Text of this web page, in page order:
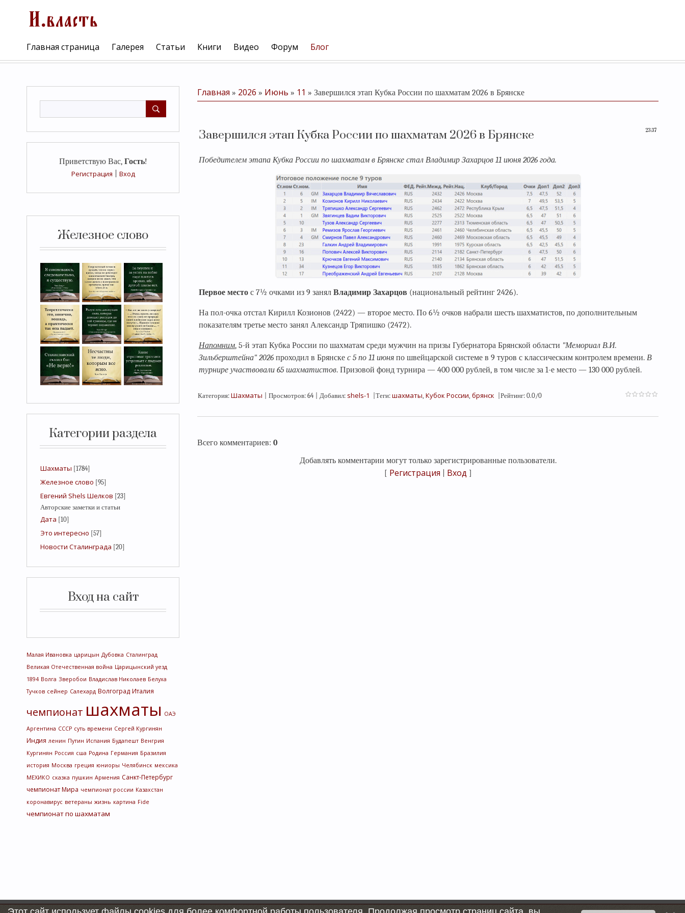
Главная страница Галерея Статьи Книги Видео Форум Блог
Приветствую Вас, Гость!
Регистрация
Вход
Железное слово
Категории раздела
Шахматы [1784]
Железное слово [95]
Евгений Shels Шелков [23]
Авторские заметки и статьи
Дата [10]
Это интересно [57]
Новости Сталинграда [20]
Вход на сайт
Малая Ивановка царицын Дубовка Сталинград
Великая Отечественная война Царицынский уезд
1894 Волга Зверобои Владислав Николаев Белуха
Тучков сейнер Салехард Волгоград Италия
чемпионат шахматы ОАЭ
Аргентина СССР суть времени Сергей Кургинян
Индия ленин Путин Испания Будапешт Венгрия
Кургинян Россия сша Родина Германия Бразилия
история Москва греция юниоры Челябинск мексика
МЕХИКО сказка пушкин Армения Санкт-Петербург
чемпионат Мира чемпионат россии Казахстан
коронавирус ветераны жизнь картина Fide
чемпионат по шахматам
Главная » 2026 » Июнь » 11 » Завершился этап Кубка России по шахматам 2026 в Брянске
23:37
Завершился этап Кубка России по шахматам 2026 в Брянске
Победителем этапа Кубка России по шахматам в Брянске стал Владимир Захарцов 11 июня 2026 года.
Первое место с 7½ очками из 9 занял Владимир Захарцов (национальный рейтинг 2426).
На пол-очка отстал Кирилл Козионов (2422) — второе место. По 6½ очков набрали шесть шахматистов, по дополнительным
показателям третье место занял Александр Тряпишко (2472).
Напомним, 5-й этап Кубка России по шахматам среди мужчин на призы Губернатора Брянской области "Мемориал В.И.
Зильберштейна" 2026 проходил в Брянске с 5 по 11 июня по швейцарской системе в 9 туров с классическим контролем времени. В
турнире участвовали 65 шахматистов. Призовой фонд турнира — 400 000 рублей, в том числе за 1-е место — 130 000 рублей.
Категория: Шахматы Просмотров: 64 Добавил: shels-1 Теги: шахматы, Кубок России, брянск Рейтинг: 0.0/0
Всего комментариев: 0
Добавлять комментарии могут только зарегистрированные пользователи.
[ Регистрация Вход ]